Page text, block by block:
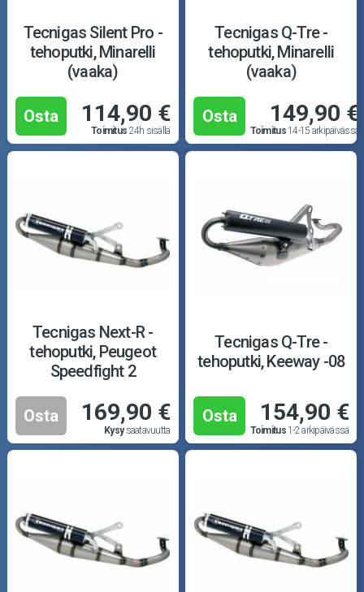
Tecnigas Silent Pro -
tehoputki, Minarelli
(vaaka)
Osta 114,90 €
Toimitus 24h sisällä
Tecnigas Q-Tre -
tehoputki, Minarelli
(vaaka)
Osta 149,90 €
Toimitus14-15 arkipäivässä
Tecnigas Next-R -
tehoputki, Peugeot
Speedfight 2
Osta 169,90 €
Kysysaatavuutta
Tecnigas Q-Tre -
tehoputki, Keeway -08
Osta 154,90 €
Toimitus1-2 arkipäivässä